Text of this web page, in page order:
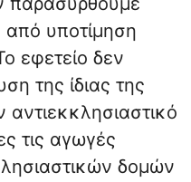
υποτίμηση
εφετείο δεν
της ίδιας της
τις αγωγές
δομών